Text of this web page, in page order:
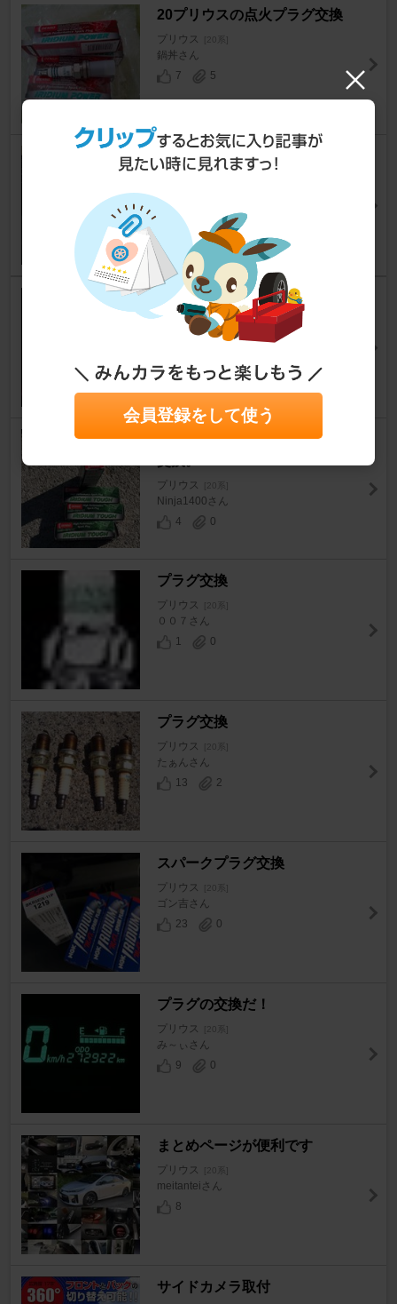
20プリウスの点火プラグ交換
プリウス [20系]
鍋丼さん
7
5
プラグ交換
もぐもぐ さんさん
13
1
プラグ交換
プリウス [20系]
あだもすてさん
プラグ＆イグニッションコイル
プリウス
Ninja1400さん
4
0
プラグ交換
プリウス [20系]
００７さん
1
0
プラグ交換
プリウス [20系]
たぁんさん
13
2
スパークプラグ交換
プリウス [20系]
ゴン吉さん
23
0
プラグの交換だ！
プリウス [20系]
み～ぃさん
9
0
まとめページが便利です
プリウス [20系]
meitanteiさん
8
サイドカメラ取付
会員登録をして使う